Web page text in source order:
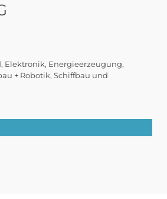
Elektronik Energieerzeugung
+ Robotik Schiffbau und